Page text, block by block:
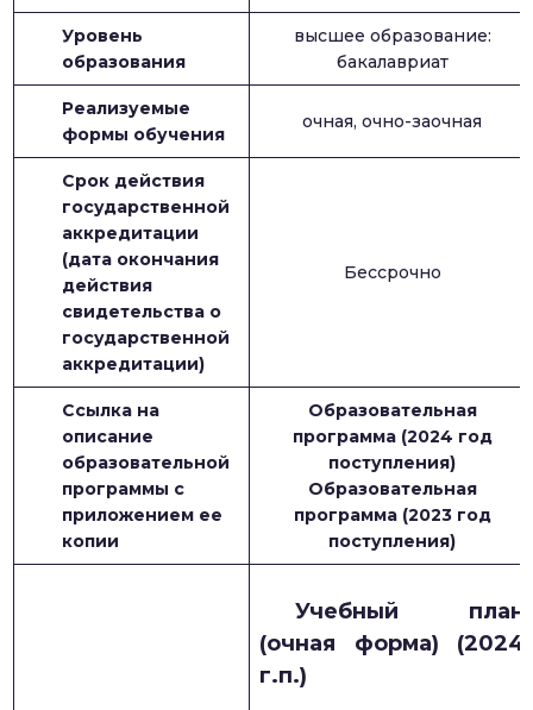
Уровень
образования
высшее образование:
бакалавриат
Реализуемые
формы обучения
очная, очно-заочная
Срок действия
государственной
аккредитации
(дата окончания
действия
свидетельства о
государственной
аккредитации)
Бессрочно
Ссылка на
описание
образовательной
программы с
приложением ее
копии
Образовательная
программа (2024 год
поступления)
Образовательная
программа (2023 год
поступления)
Учебный план
(очная форма) (2024
г.п.)